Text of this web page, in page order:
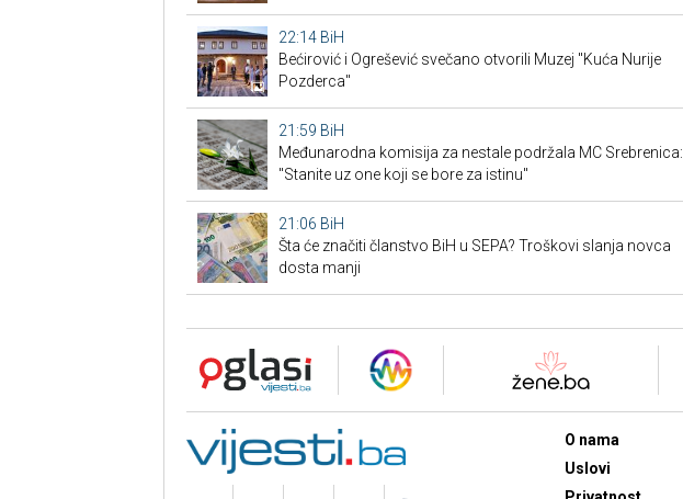
22:14 BiH
Bećirović i Ogrešević svečano otvorili Muzej "Kuća Nurije
Pozderca"
21:59 BiH
Međunarodna komisija za nestale podržala MC Srebrenica:
"Stanite uz one koji se bore za istinu"
21:06 BiH
Šta će značiti članstvo BiH u SEPA? Troškovi slanja novca
dosta manji
O nama
Uslovi